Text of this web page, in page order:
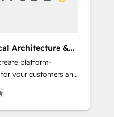
de
et maintenance) ➤
de conversion
en
marketing (SEO,
marketing,
Architecture &
platform-
your customers and
solutions and
your entire